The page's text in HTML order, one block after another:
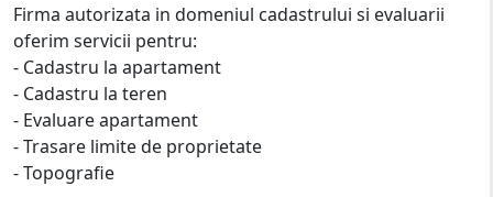
Firma autorizata in domeniul cadastrului si evaluarii
oferim servicii pentru:
- Cadastru la apartament
- Cadastru la teren
- Evaluare apartament
- Trasare limite de proprietate
- Topografie